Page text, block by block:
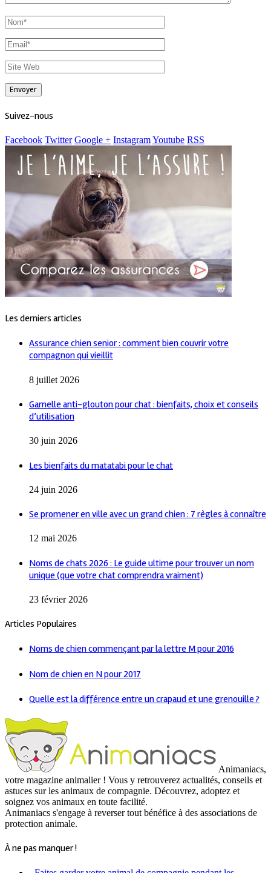
Suivez-nous
Facebook Twitter Google + InstagramYoutube RSS
Les derniers articles
Assurance chien senior : comment bien couvrir votre
compagnon qui vieillit
8 juillet 2026
Gamelle anti-glouton pour chat : bienfaits, choix et conseils
d’utilisation
30 juin 2026
Les bienfaits du matatabi pour le chat
24 juin 2026
Se promener en ville avec un grand chien : 7 règles à connaître
12 mai 2026
Noms de chats 2026 : Le guide ultime pour trouver un nom
unique (que votre chat comprendra vraiment)
23 février 2026
Articles Populaires
Noms de chien commençant par la lettre M pour 2016
Nom de chien en N pour 2017
Quelle est la différence entre un crapaud et une grenouille ?
Animaniacs,
votre magazine animalier ! Vous y retrouverez actualités, conseils et
astuces sur les animaux de compagnie. Découvrez, adoptez et
soignez vos animaux en toute facilité.
Animaniacs s'engage à reverser tout bénéfice à des associations de
protection animale.
À ne pas manquer !